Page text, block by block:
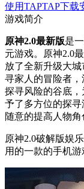
使用TAPTAP下载
游戏简介
原神2.0最新版是
元游戏。原神2.0
放了全新升级大
寻家人的冒险者
探寻风险的谷底
予了多方位的探
随意的提高人物角
原神2.0破解版娱
用的一款的手机